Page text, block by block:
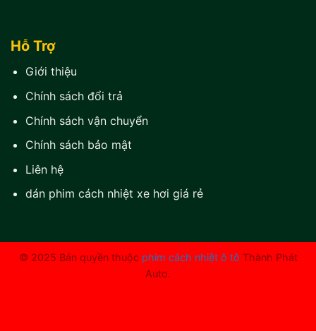
Hỗ Trợ
Giới thiệu
Chính sách đổi trả
Chính sách vận chuyển
Chính sách bảo mật
Liên hệ
dán phim cách nhiệt xe hơi giá rẻ
© 2025 Bản quyền thuộc phim cách nhiệt ô tô Thành Phát
Auto.